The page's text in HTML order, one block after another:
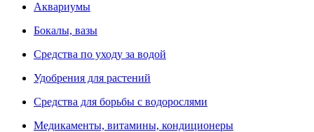
Аквариумы
Бокалы, вазы
Средства по уходу за водой
Удобрения для растений
Средства для борьбы с водорослями
Медикаменты, витамины, кондиционеры